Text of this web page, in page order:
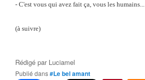
- C'est vous qui avez fait ça, vous les humains...
(à suivre)
Rédigé par Luciamel
Publié dans#Le bel amant